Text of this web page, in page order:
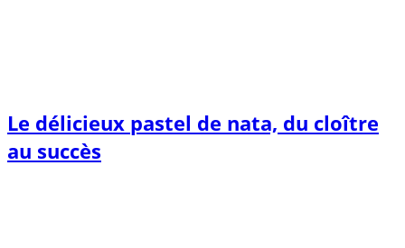
Le délicieux pastel de nata, du cloître
au succès